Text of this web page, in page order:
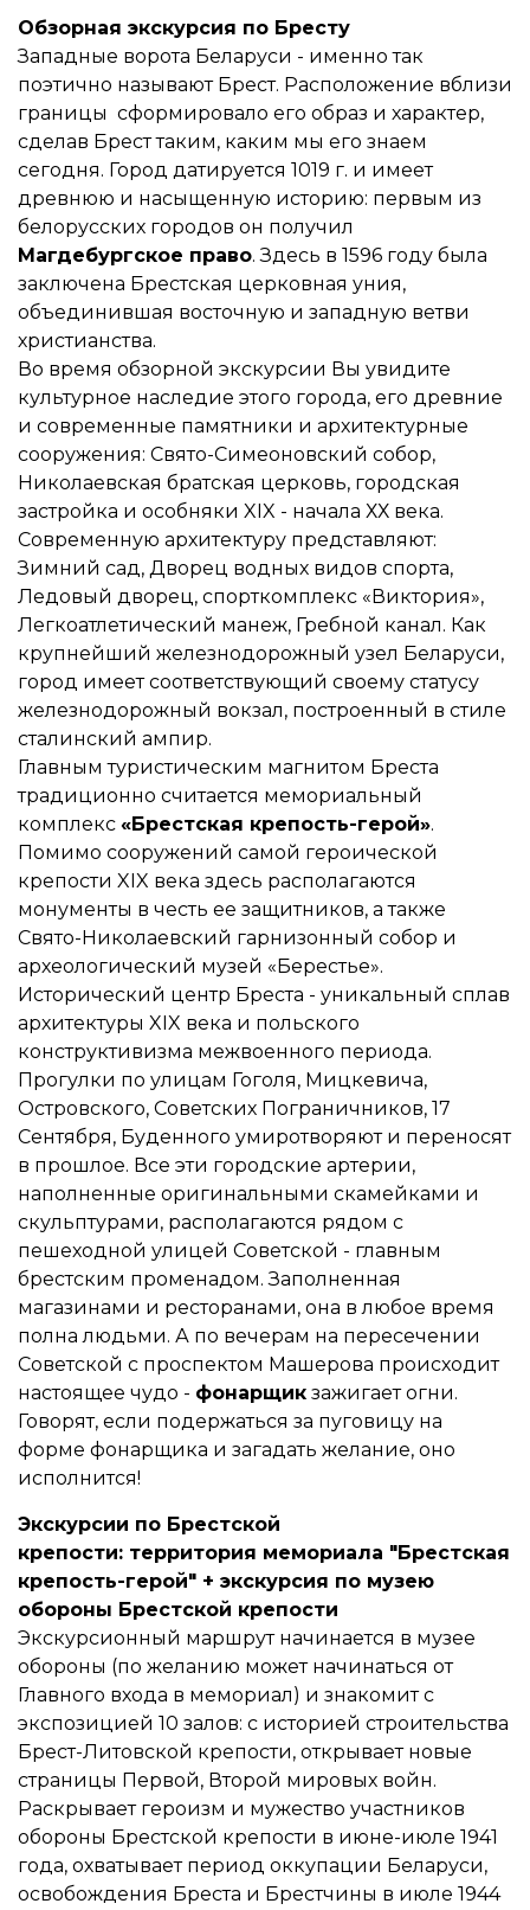
Обзорная экскурсия по Бресту
Западные ворота Беларуси - именно так
поэтично называют Брест. Расположение вблизи
границы сформировало его образ и характер,
сделав Брест таким, каким мы его знаем
сегодня. Город датируется 1019 г. и имеет
древнюю и насыщенную историю: первым из
белорусских городов он получил
Магдебургское право. Здесь в 1596 году была
заключена Брестская церковная уния,
объединившая восточную и западную ветви
христианства.
Во время обзорной экскурсии Вы увидите
культурное наследие этого города, его древние
и современные памятники и архитектурные
сооружения: Свято-Симеоновский собор,
Николаевская братская церковь, городская
застройка и особняки XIX - начала ХХ века.
Современную архитектуру представляют:
Зимний сад, Дворец водных видов спорта,
Ледовый дворец, спорткомплекс «Виктория»,
Легкоатлетический манеж, Гребной канал. Как
крупнейший железнодорожный узел Беларуси,
город имеет соответствующий своему статусу
железнодорожный вокзал, построенный в стиле
сталинский ампир.
Главным туристическим магнитом Бреста
традиционно считается мемориальный
комплекс «Брестская крепость-герой».
Помимо сооружений самой героической
крепости XIX века здесь располагаются
монументы в честь ее защитников, а также
Свято-Николаевский гарнизонный собор и
археологический музей «Берестье».
Исторический центр Бреста - уникальный сплав
архитектуры XIX века и польского
конструктивизма межвоенного периода.
Прогулки по улицам Гоголя, Мицкевича,
Островского, Советских Пограничников, 17
Сентября, Буденного умиротворяют и переносят
в прошлое. Все эти городские артерии,
наполненные оригинальными скамейками и
скульптурами, располагаются рядом с
пешеходной улицей Советской - главным
брестским променадом. Заполненная
магазинами и ресторанами, она в любое время
полна людьми. А по вечерам на пересечении
Советской с проспектом Машерова происходит
настоящее чудо - фонарщик зажигает огни.
Говорят, если подержаться за пуговицу на
форме фонарщика и загадать желание, оно
исполнится!
Экскурсии по Брестской
крепости: территория мемориала "Брестская
крепость-герой" + экскурсия по музею
обороны Брестской крепости
Экскурсионный маршрут начинается в музее
обороны (по желанию может начинаться от
Главного входа в мемориал) и знакомит с
экспозицией 10 залов: с историей строительства
Брест-Литовской крепости, открывает новые
страницы Первой, Второй мировых войн.
Раскрывает героизм и мужество участников
обороны Брестской крепости в июне-июле 1941
года, охватывает период оккупации Беларуси,
освобождения Бреста и Брестчины в июле 1944